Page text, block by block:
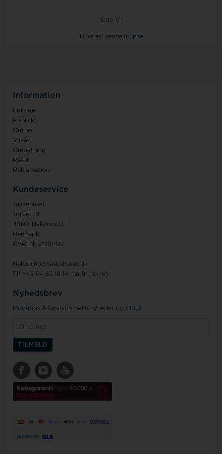
Side 1/1
12 varer i denne gruppe
Information
Forside
Kontakt
Om os
Vilkår
Ombytning
Retur
Reklamation
Kundeservice
Taskehuset
Torvet 14
4800 Nykøbing F
Danmark
CVR DK32281427
Nykobing@taskehuset.dk
Tlf +45 54 85 18 14 ma-fr (10-16)
Nyhedsbrev
Modetips & først-til-mølle nyheder og tilbud